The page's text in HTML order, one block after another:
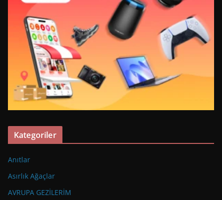
Kategoriler
Anıtlar
Asırlık Ağaçlar
AVRUPA GEZİLERİM